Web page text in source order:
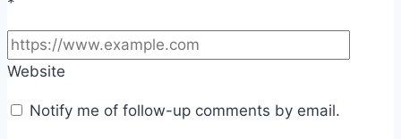
Website
Notify me of follow-up comments by email.